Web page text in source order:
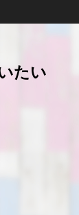
たい